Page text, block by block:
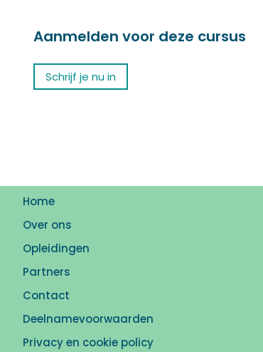
Aanmelden voor deze cursus
Schrijf je nu in
Home
Over ons
Opleidingen
Partners
Contact
Deelnamevoorwaarden
Privacy en cookie policy